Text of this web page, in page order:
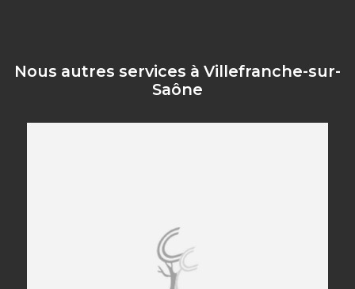
Nous autres services à Villefranche-sur-
Saône